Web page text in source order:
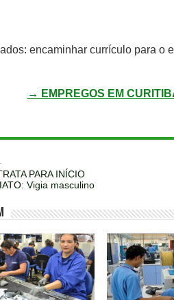
encaminhar currículo para o
→ EMPREGOS EM
PARA INÍCIO
Vigia masculino